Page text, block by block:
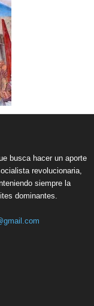
busca hacer un aporte
revolucionaria,
siempre la
dominantes.